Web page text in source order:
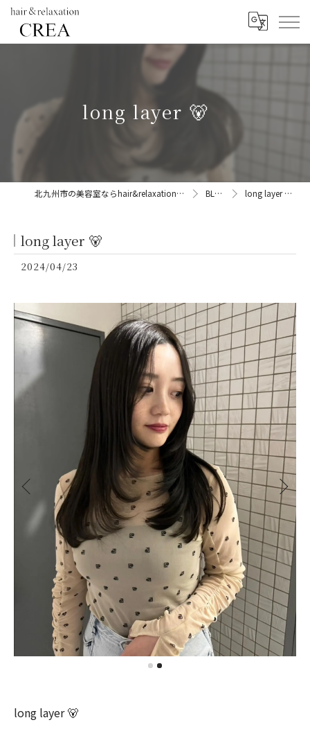
long layer 🐻
北九州市の美容室ならhair&relaxation CREA BLOG long layer 🐻
long layer 🐻
2024/04/23
long layer 🐻